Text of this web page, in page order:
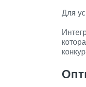
Для